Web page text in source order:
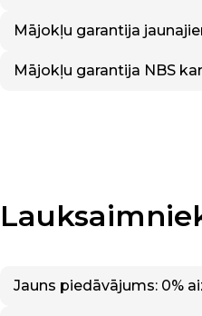
Mājokļu garantija
Mājokļu garantija NBS
Jauns piedāvājums: 0%